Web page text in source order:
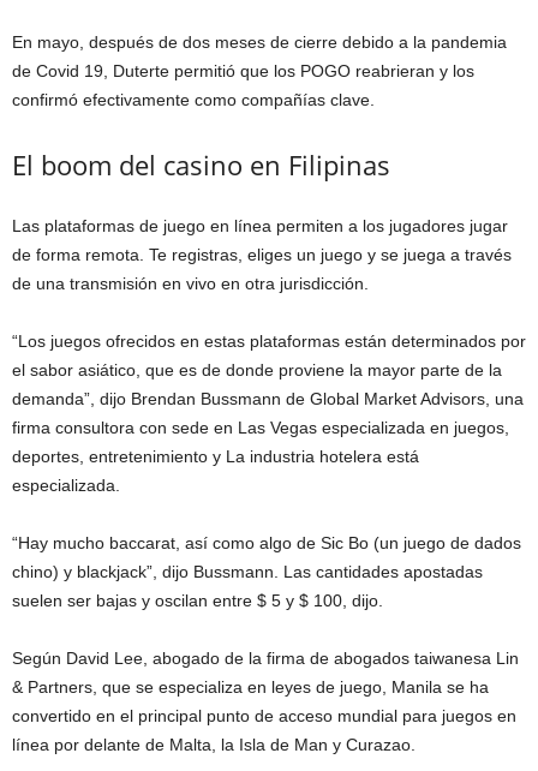
En mayo, después de dos meses de cierre debido a la pandemia
de Covid 19, Duterte permitió que los POGO reabrieran y los
confirmó efectivamente como compañías clave.
El boom del casino en Filipinas
Las plataformas de juego en línea permiten a los jugadores jugar
de forma remota. Te registras, eliges un juego y se juega a través
de una transmisión en vivo en otra jurisdicción.
“Los juegos ofrecidos en estas plataformas están determinados por
el sabor asiático, que es de donde proviene la mayor parte de la
demanda”, dijo Brendan Bussmann de Global Market Advisors, una
firma consultora con sede en Las Vegas especializada en juegos,
deportes, entretenimiento y La industria hotelera está
especializada.
“Hay mucho baccarat, así como algo de Sic Bo (un juego de dados
chino) y blackjack”, dijo Bussmann. Las cantidades apostadas
suelen ser bajas y oscilan entre $ 5 y $ 100, dijo.
Según David Lee, abogado de la firma de abogados taiwanesa Lin
& Partners, que se especializa en leyes de juego, Manila se ha
convertido en el principal punto de acceso mundial para juegos en
línea por delante de Malta, la Isla de Man y Curazao.